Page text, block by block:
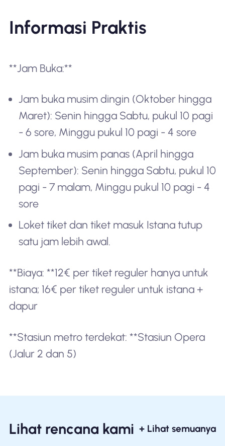
Informasi Praktis
**Jam Buka:**
Jam buka musim dingin (Oktober hingga
Maret): Senin hingga Sabtu, pukul 10 pagi
- 6 sore, Minggu pukul 10 pagi - 4 sore
Jam buka musim panas (April hingga
September): Senin hingga Sabtu, pukul 10
pagi - 7 malam, Minggu pukul 10 pagi - 4
sore
Loket tiket dan tiket masuk Istana tutup
satu jam lebih awal.
**Biaya: **12€ per tiket reguler hanya untuk
istana; 16€ per tiket reguler untuk istana +
dapur
**Stasiun metro terdekat: **Stasiun Opera
(Jalur 2 dan 5)
Lihat rencana kami + Lihat semuanya